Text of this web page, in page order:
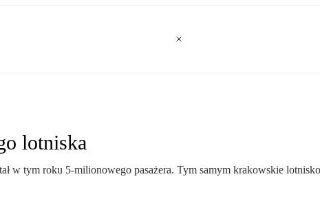
lotniska
tym roku 5-milionowego pasażera. Tym samym krakowskie